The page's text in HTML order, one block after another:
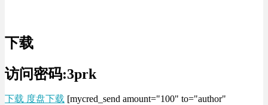
下载
访问密码:3prk
下载 度盘下载 [mycred_send amount="100" to="author"